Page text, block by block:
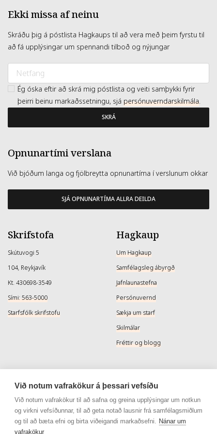
Ekki missa af neinu
Skráðu þig á póstlista Hagkaups til að vera með þeim fyrstu til
að fá upplýsingar um spennandi tilboð og nýjungar
Ég óska eftir að skrá mig póstlista og veiti samþykki fyrir
þeirri beinu markaðssetningu, sjá persónuverndarskilmála.
SKRÁ
Opnunartími verslana
Við bjóðum langa og fjölbreytta opnunartíma í verslunum okkar
SJÁ OPNUNARTÍMA ALLRA DEILDA
Skrifstofa
Skútuvogi 5
104, Reykjavík
Kt. 430698-3549
Sími: 563-5000
Starfsfólk skrifstofu
Hagkaup
Um Hagkaup
Samfélagsleg ábyrgð
Jafnlaunastefna
Persónuvernd
Sækja um starf
Skilmálar
Fréttir og blogg
Þjónusta
Afhendingarmöguleikar
Skilareglur
Algengar spurningar
Samfélagsmiðlar
Instagram
Instagram - Snyrtivara
Við notum vafrakökur á þessari vefsíðu
Við notum vafrakökur til að safna og greina upplýsingar um notkun
og virkni vefsíðunnar, til að geta notað lausnir frá samfélagsmiðlum
og til að bæta efni og birta viðeigandi markaðsefni. Nánar um
vafrakökur